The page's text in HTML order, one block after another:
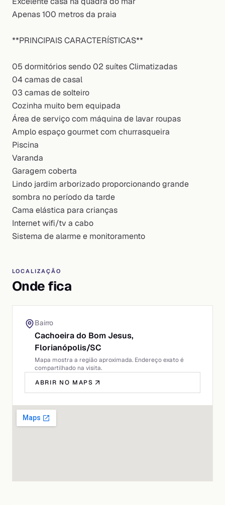
Apenas 100 metros da praia
**PRINCIPAIS CARACTERÍSTICAS**
05 dormitórios sendo 02 suítes Climatizadas
04 camas de casal
03 camas de solteiro
Cozinha muito bem equipada
Área de serviço com máquina de lavar roupas
Amplo espaço gourmet com churrasqueira
Piscina
Varanda
Garagem coberta
Lindo jardim arborizado proporcionando grande
sombra no período da tarde
Cama elástica para crianças
Internet wifi/tv a cabo
Sistema de alarme e monitoramento
LOCALIZAÇÃO
Onde fica
Bairro
Cachoeira do Bom Jesus,
Florianópolis/SC
Mapa mostra a região aproximada. Endereço exato é
compartilhado na visita.
ABRIR NO MAPS